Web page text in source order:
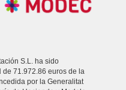
S.L. ha sido
de 71.972.86 euros de la
por la Generalitat